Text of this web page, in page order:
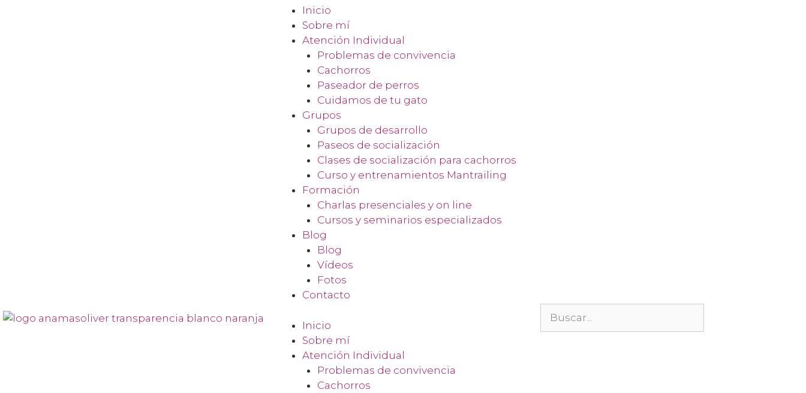
Inicio
Sobre mí
Atención Individual
Problemas de convivencia
Cachorros
Paseador de perros
Cuidamos de tu gato
Grupos
Grupos de desarrollo
Paseos de socialización
Clases de socialización para cachorros
Curso y entrenamientos Mantrailing
Formación
Charlas presenciales y on line
Cursos y seminarios especializados
Blog
Blog
Vídeos
Fotos
Contacto
Inicio
Sobre mí
Atención Individual
Problemas de convivencia
Cachorros